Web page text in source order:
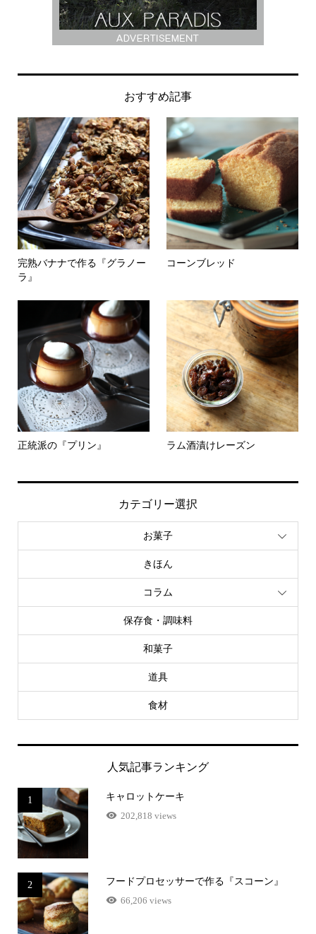
おすすめ記事
完熟バナナで作る『グラノー
ラ』
コーンブレッド
正統派の『プリン』 ラム酒漬けレーズン
カテゴリー選択
お菓子
きほん
コラム
保存食・調味料
和菓子
道具
食材
人気記事ランキング
1
キャロットケーキ
202,818 views
2
フードプロセッサーで作る『スコーン』
66,206 views